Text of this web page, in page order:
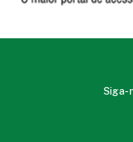
Siga-